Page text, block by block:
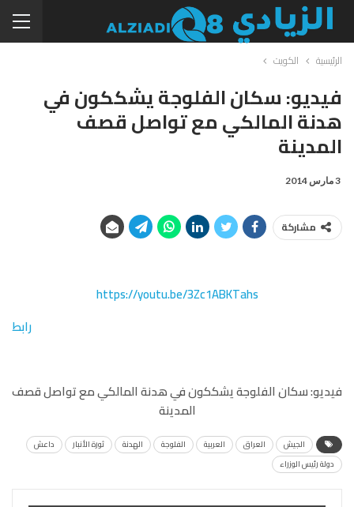
الرئيسية الكويت
فيديو: سكان الفلوجة يشككون في
هدنة المالكي مع تواصل قصف
المدينة
3 مارس 2014
مشاركة
https://youtu.be/3Zc1ABKTahs
رابط
فيديو: سكان الفلوجة يشككون في هدنة المالكي مع تواصل قصف
المدينة
الجيش العراق العربية الفلوجة الهدنة ثورة الأنبار
داعش
دولة رئيس الوزراء